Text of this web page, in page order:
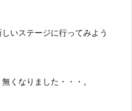
いステージに行ってみよう
くなりました・・・。